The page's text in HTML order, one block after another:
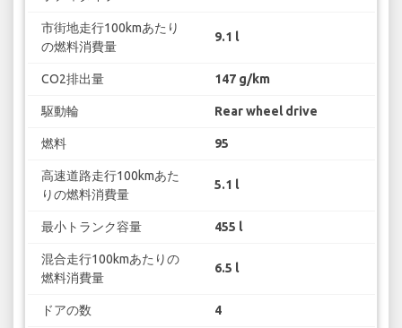
市街地走行100kmあたり
の燃料消費量
9.1 l
CO2排出量 147 g/km
駆動輪 Rear wheel drive
燃料 95
高速道路走行100kmあた
りの燃料消費量
5.1 l
最小トランク容量 455 l
混合走行100kmあたりの
燃料消費量
6.5 l
ドアの数 4